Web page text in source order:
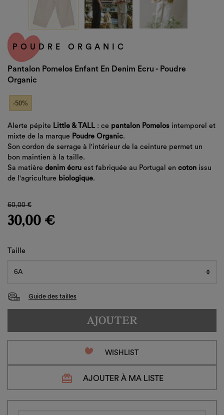
POUDRE ORGANIC
Pantalon Pomelos Enfant En Denim Ecru - Poudre
Organic
-50%
Alerte pépite Little & TALL : ce pantalon Pomelos intemporel et
mixte de la marque Poudre Organic.
Son cordon de serrage à l'intérieur de la ceinture permet un
bon maintien à la taille.
Sa matière denim écru est fabriquée au Portugal en coton issu
de l'agriculture biologique.
60,00 €
30,00 €
Taille
Guide des tailles
AJOUTER
favorite_border WISHLIST
redeem AJOUTER À MA LISTE